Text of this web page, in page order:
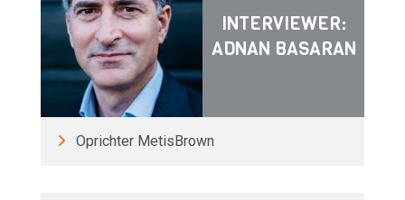
INTERVIEWER:
ADNAN BASARAN
Oprichter MetisBrown